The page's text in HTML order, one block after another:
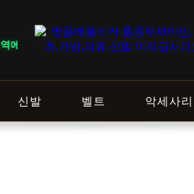
문 전 상담창으로 문의해 주세요.
신발 벨트 악세사리